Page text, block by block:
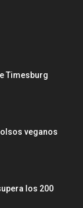
Timesburg
veganos
los 200